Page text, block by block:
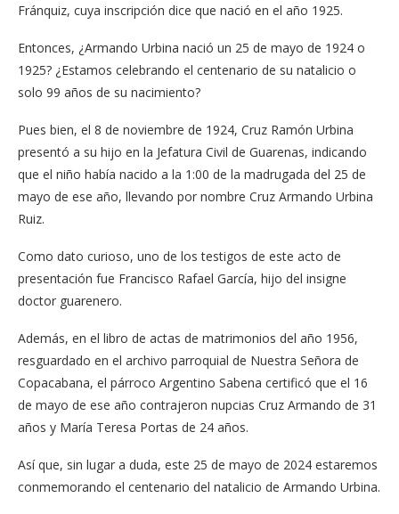
Fránquiz, cuya inscripción dice que nació en el año 1925.
Entonces, ¿Armando Urbina nació un 25 de mayo de 1924 o
1925? ¿Estamos celebrando el centenario de su natalicio o
solo 99 años de su nacimiento?
Pues bien, el 8 de noviembre de 1924, Cruz Ramón Urbina
presentó a su hijo en la Jefatura Civil de Guarenas, indicando
que el niño había nacido a la 1:00 de la madrugada del 25 de
mayo de ese año, llevando por nombre Cruz Armando Urbina
Ruiz.
Como dato curioso, uno de los testigos de este acto de
presentación fue Francisco Rafael García, hijo del insigne
doctor guarenero.
Además, en el libro de actas de matrimonios del año 1956,
resguardado en el archivo parroquial de Nuestra Señora de
Copacabana, el párroco Argentino Sabena certificó que el 16
de mayo de ese año contrajeron nupcias Cruz Armando de 31
años y María Teresa Portas de 24 años.
Así que, sin lugar a duda, este 25 de mayo de 2024 estaremos
conmemorando el centenario del natalicio de Armando Urbina.